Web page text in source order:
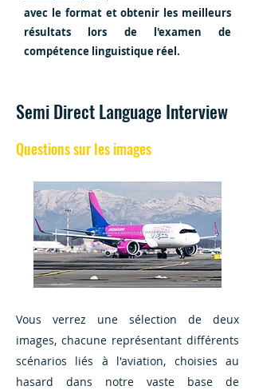
avec le format et obtenir les meilleurs
résultats lors de l'examen de
compétence linguistique réel.
Semi Direct Language Interview
Questions sur les images
Vous verrez une sélection de deux
images, chacune représentant différents
scénarios liés à l'aviation, choisies au
hasard dans notre vaste base de